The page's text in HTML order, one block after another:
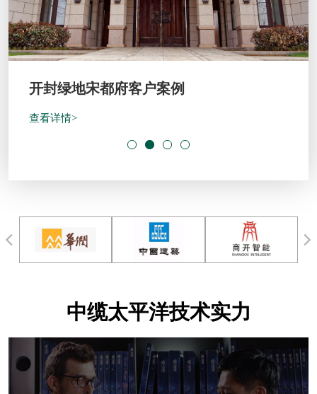
开封绿地宋都府客户案例
查看详情>
中缆太平洋技术实力